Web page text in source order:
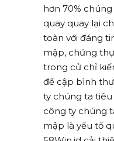
hơn 70%
quay quay lại
toàn với đáng
mập, chứng
trong cử chỉ
đề cập bình
ty chúng ta
công ty chúng
mập là yếu tố